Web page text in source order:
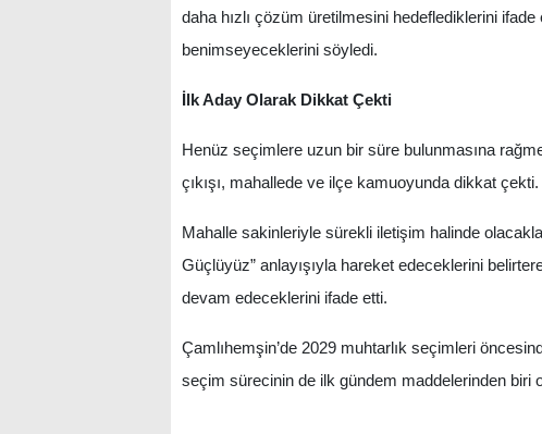
daha hızlı çözüm üretilmesini hedeflediklerini
benimseyeceklerini söyledi.
İlk Aday Olarak Dikkat Çekti
Henüz seçimlere uzun bir süre bulunmasına
çıkışı, mahallede ve ilçe kamuoyunda dikkat çekti.
Mahalle sakinleriyle sürekli iletişim halinde
Güçlüyüz” anlayışıyla hareket edeceklerini
devam edeceklerini ifade etti.
Çamlıhemşin’de 2029 muhtarlık seçimleri
seçim sürecinin de ilk gündem maddelerinden biri